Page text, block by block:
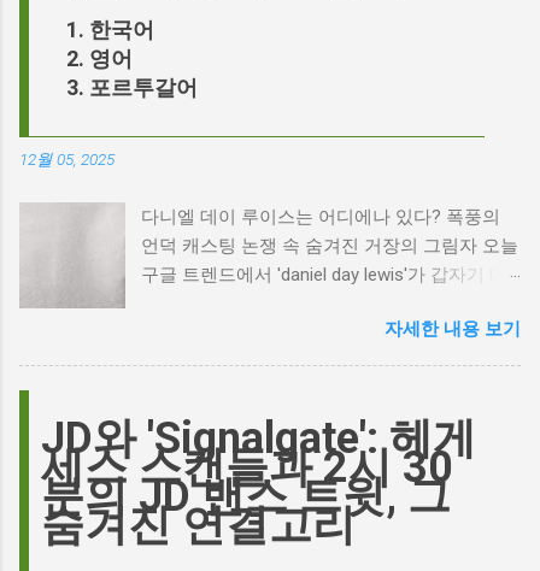
한국어
영어
포르투갈어
12월 05, 2025
다니엘 데이 루이스는 어디에나 있다? 폭풍의
언덕 캐스팅 논쟁 속 숨겨진 거장의 그림자 오늘
구글 트렌드에서 'daniel day lewis'가 갑자기 떠
이름이 왜 다시 사람들의 입에 오르내리는 걸까
요? 표면적으로는 마고 로비가 제작하고 주연을
이 그 시작입니다. 하지만 그 이면에는 '연기'라
는 예술에 대한 깊은 갈망과, 완벽주의를 향한
끊임없는 열망이 숨겨져 있습니다. Photo by
Plufow Le Studio on Unsplash 폭풍의 언덕, 그
리고 캐스팅 논쟁의 불씨 최근 몇 주 동안 영화
자세한 내용 보기
JD와 'Signalgate': 헤게
세스 스캔들과 2시 30
분의 JD 밴스 트윗, 그
숨겨진 연결고리